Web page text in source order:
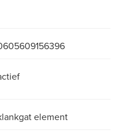
element